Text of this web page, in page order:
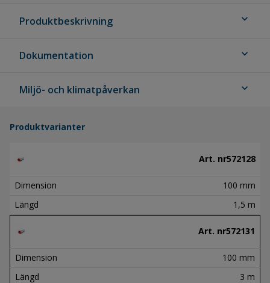
Produktbeskrivning expand_more
Dokumentation expand_more
Miljö- och klimatpåverkan expand_more
Produktvarianter
Art. nr572128
Dimension
100 mm
Längd
1,5 m
Art. nr572131
Dimension
100 mm
Längd
3 m